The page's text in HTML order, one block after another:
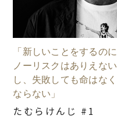
「新しいことをするのに
ノーリスクはありえない
し、失敗しても命はなく
ならない」
たむらけんじ #1